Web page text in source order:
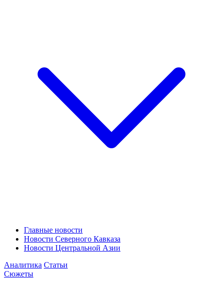
Главные новости
Новости Северного Кавказа
Новости Центральной Азии
Аналитика Статьи
Сюжеты